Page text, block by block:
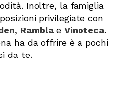
Inoltre, la famiglia
privilegiate con
, Rambla e Vinoteca.
ha da offrire è a pochi
da te.